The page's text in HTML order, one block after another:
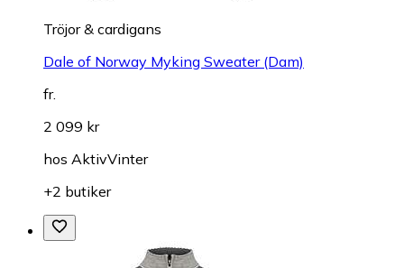
Tröjor & cardigans
Dale of Norway Myking Sweater (Dam)
fr.
2 099 kr
hos AktivVinter
+2 butiker